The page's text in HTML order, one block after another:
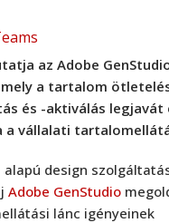
az Adobe
a tartalom
és -aktiválás legjavát
a vállalati
alapú design
Adobe GenStudio
lánc igényeinek